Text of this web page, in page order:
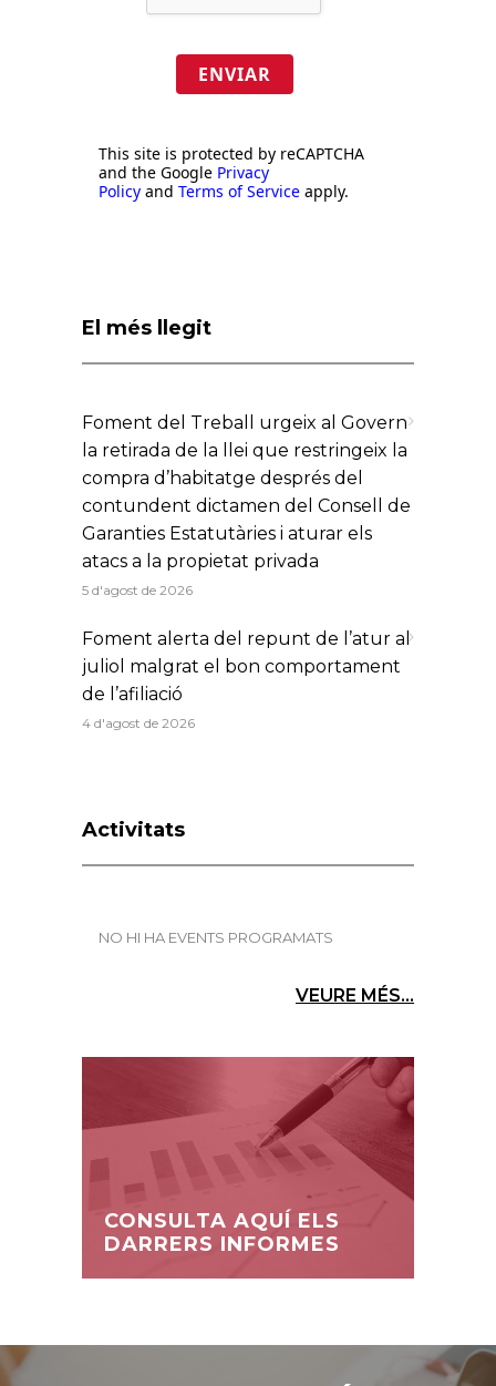
ENVIAR
This site is protected by reCAPTCHA
and the Google Privacy
Policy and Terms of Service apply.
El més llegit
Foment del Treball urgeix al Govern
la retirada de la llei que restringeix la
compra d’habitatge després del
contundent dictamen del Consell de
Garanties Estatutàries i aturar els
atacs a la propietat privada
5 d'agost de 2026
Foment alerta del repunt de l’atur al
juliol malgrat el bon comportament
de l’afiliació
4 d'agost de 2026
Activitats
NO HI HA EVENTS PROGRAMATS
VEURE MÉS...
CONSULTA AQUÍ ELS
DARRERS INFORMES